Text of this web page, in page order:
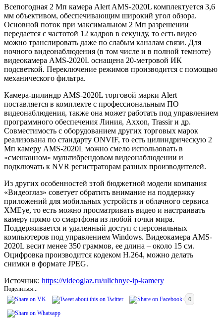
Всепогодная 2 Мп камера Alert AMS-2020L комплектуется 3,6
мм объективом, обеспечивающим широкий угол обзора.
Основной поток при максимальном 2 Мп разрешении
передается с частотой 12 кадров в секунду, то есть видео
можно транслировать даже по слабым каналам связи. Для
ночного видеонаблюдения (в том числе и в полной темноте)
видеокамера AMS-2020L оснащена 20-метровой ИК
подсветкой. Переключение режимов производится с помощью
механического фильтра.
Камера-цилиндр AMS-2020L торговой марки Alert
поставляется в комплекте с профессиональным ПО
видеонаблюдения, также она может работать под управлением
программного обеспечения Линия, Axxon, Trassir и др.
Совместимость с оборудованием других торговых марок
реализована по стандарту ONVIF, то есть цилиндрическую 2
Мп камеру AMS-2020L можно смело использовать в
«смешанном» мультибрендовом видеонаблюдении и
подключать к NVR регистраторам разных производителей.
Из других особенностей этой бюджетной модели компания
«Видеоглаз» советует обратить внимание на поддержку
приложений для мобильных устройств и облачного сервиса
XMEye, то есть можно просматривать видео и настраивать
камеру прямо со смартфона из любой точки мира.
Поддерживается и удаленный доступ с персональных
компьютеров под управлением Windows. Видеокамера AMS-
2020L весит менее 350 граммов, ее длина – около 15 см.
Оцифровка производится кодеком H.264, можно делать
снимки в формате JPEG.
Источник: https://videoglaz.ru/ulichnye-ip-kamery
Поделиться...
0